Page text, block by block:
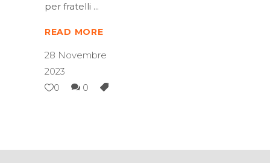
per fratelli
READ MORE
28 Novembre
2023
0
0